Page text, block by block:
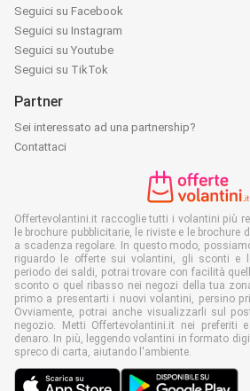
Seguici su Facebook
Seguici su Instagram
Seguici su Youtube
Seguici su TikTok
Partner
Sei interessato ad una partnership?
Contattaci
Offertevolantini.it raccoglie tutti i volantini più
le brochure pubblicitarie, le riviste e le
a scadenza regolare. In questo modo,
riguardo le offerte sui volantini, gli sconti e
periodo dei saldi, potrai trovare con facilità
sconto o quel ribasso nei negozi della tua
primo a presentarti i nuovi volantini, persino
Ovviamente, potrai anche visualizzarli sul
negozio. Metti Offertevolantini.it nei preferiti
denaro. In più, leggendo volantini in formato
spreco di carta, aiutando l'ambiente.